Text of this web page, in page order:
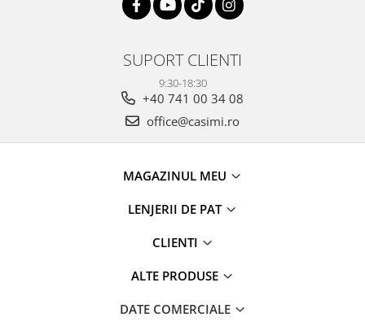
SUPORT CLIENTI
9:30-18:30
+40 741 00 34 08
office@casimi.ro
MAGAZINUL MEU
LENJERII DE PAT
CLIENTI
ALTE PRODUSE
DATE COMERCIALE